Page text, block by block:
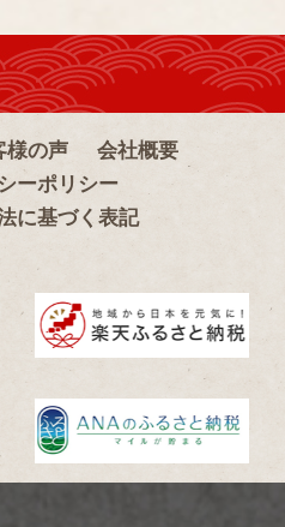
様の声
会社概要
ーポリシー
に基づく表記